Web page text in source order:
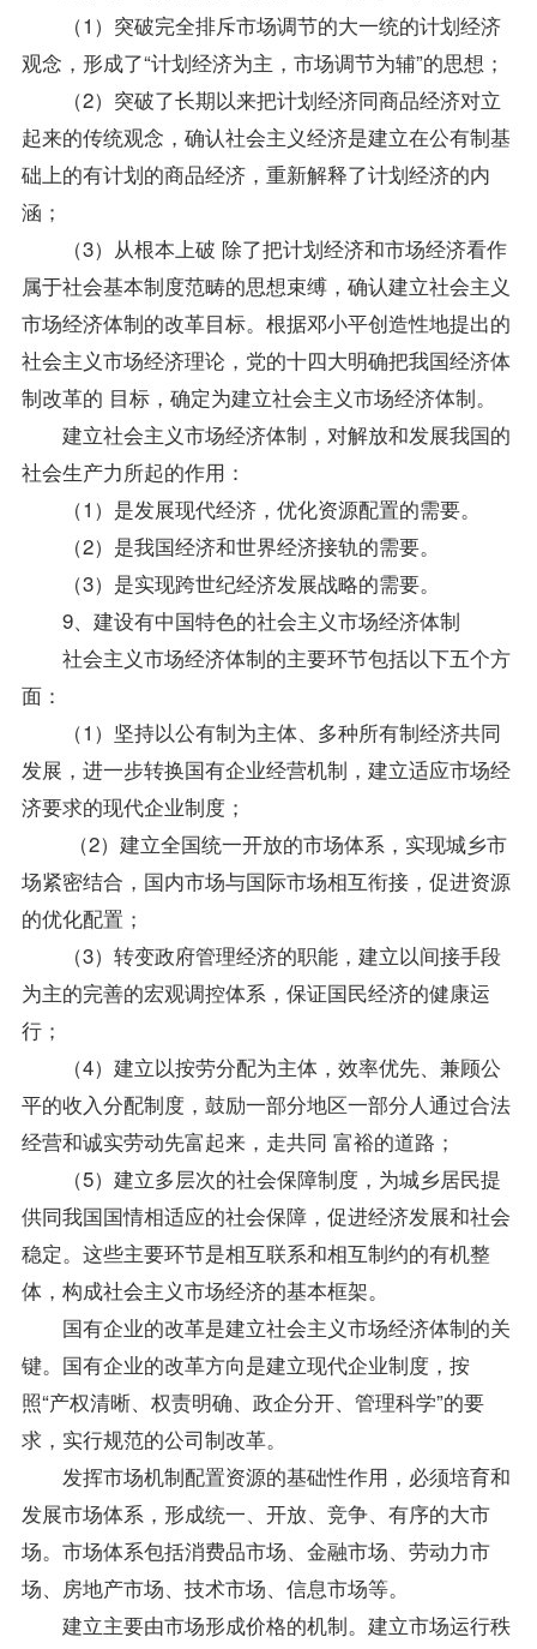
（1）突破完全排斥市场调节的大一统的计划经济
观念，形成了“计划经济为主，市场调节为辅”的思想；
（2）突破了长期以来把计划经济同商品经济对立
起来的传统观念，确认社会主义经济是建立在公有制基
础上的有计划的商品经济，重新解释了计划经济的内
涵；
（3）从根本上破 除了把计划经济和市场经济看作
属于社会基本制度范畴的思想束缚，确认建立社会主义
市场经济体制的改革目标。根据邓小平创造性地提出的
社会主义市场经济理论，党的十四大明确把我国经济体
制改革的 目标，确定为建立社会主义市场经济体制。
建立社会主义市场经济体制，对解放和发展我国的
社会生产力所起的作用：
（1）是发展现代经济，优化资源配置的需要。
（2）是我国经济和世界经济接轨的需要。
（3）是实现跨世纪经济发展战略的需要。
9、建设有中国特色的社会主义市场经济体制
社会主义市场经济体制的主要环节包括以下五个方
面：
（1）坚持以公有制为主体、多种所有制经济共同
发展，进一步转换国有企业经营机制，建立适应市场经
济要求的现代企业制度；
（2）建立全国统一开放的市场体系，实现城乡市
场紧密结合，国内市场与国际市场相互衔接，促进资源
的优化配置；
（3）转变政府管理经济的职能，建立以间接手段
为主的完善的宏观调控体系，保证国民经济的健康运
行；
（4）建立以按劳分配为主体，效率优先、兼顾公
平的收入分配制度，鼓励一部分地区一部分人通过合法
经营和诚实劳动先富起来，走共同 富裕的道路；
（5）建立多层次的社会保障制度，为城乡居民提
供同我国国情相适应的社会保障，促进经济发展和社会
稳定。这些主要环节是相互联系和相互制约的有机整
体，构成社会主义市场经济的基本框架。
国有企业的改革是建立社会主义市场经济体制的关
键。国有企业的改革方向是建立现代企业制度，按
照“产权清晰、权责明确、政企分开、管理科学”的要
求，实行规范的公司制改革。
发挥市场机制配置资源的基础性作用，必须培育和
发展市场体系，形成统一、开放、竞争、有序的大市
场。市场体系包括消费品市场、金融市场、劳动力市
场、房地产市场、技术市场、信息市场等。
建立主要由市场形成价格的机制。建立市场运行秩